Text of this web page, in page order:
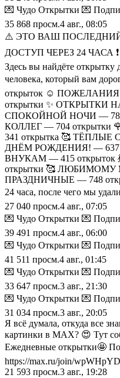
💌 Чудо Открытки 💌
35 868 просм.4 авг., 08:05
⚠️ ЭТО ВАШ
ДОСТУП ЧЕРЕЗ 24 ЧАСА
Здесь вы найдёте
человека, который вам
открыток ☺️
открытки ✨ ОТКРЫТКИ
СПОКОЙНОЙ НОЧИ —
КОЛЛЕГ — 704
341 открытка 🥰 ТЁПЛЫЕ
ДНЁМ РОЖДЕНИЯ! — 637
ВНУКАМ — 415
открытки 🥰 ЛЮБИМОМУ
ПРАЗДНИЧНЫЕ — 748
24 часа, после чего мы
27 040 просм.4 авг., 07:05
💌 Чудо Открытки 💌
39 491 просм.4 авг., 06:00
💌 Чудо Открытки 💌
41 511 просм.4 авг., 01:45
💌 Чудо Открытки 💌
33 647 просм.3 авг., 21:30
💌 Чудо Открытки 💌
31 034 просм.3 авг., 20:05
Я всё думала, откуда все
картинки в MAX? 😍 Тут
Ежедневные открытки🤩
https://max.ru/join/
21 593 просм.3 авг., 19:28